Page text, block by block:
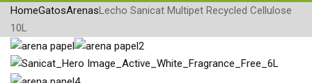
HomeGatosArenasLecho Sanicat Multipet Recycled Cellulose
10L